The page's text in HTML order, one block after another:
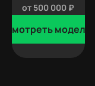
от 500 000 ₽
Смотреть модели